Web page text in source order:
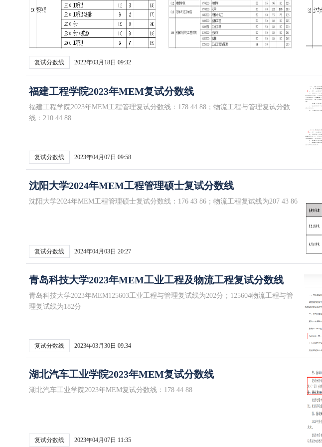
复试分数线 2022年03月18日 09:32
福建工程学院2023年MEM复试分数线
福建工程学院2023年MEM工程管理复试分数线：178 44 88；物流工程与管理复试分数
线：210 44 88
复试分数线 2023年04月07日 09:58
沈阳大学2024年MEM工程管理硕士复试分数线
沈阳大学2024年MEM工程管理硕士复试分数线：176 43 86；物流工程复试线为207 43 86
复试分数线 2024年04月03日 20:27
青岛科技大学2023年MEM工业工程及物流工程复试分数线
青岛科技大学2023年MEM125603工业工程与管理复试线为202分；125604物流工程与管
理复试线为182分
复试分数线 2023年03月30日 09:34
湖北汽车工业学院2023年MEM复试分数线
湖北汽车工业学院2023年MEM复试分数线：178 44 88
复试分数线 2023年04月07日 11:35